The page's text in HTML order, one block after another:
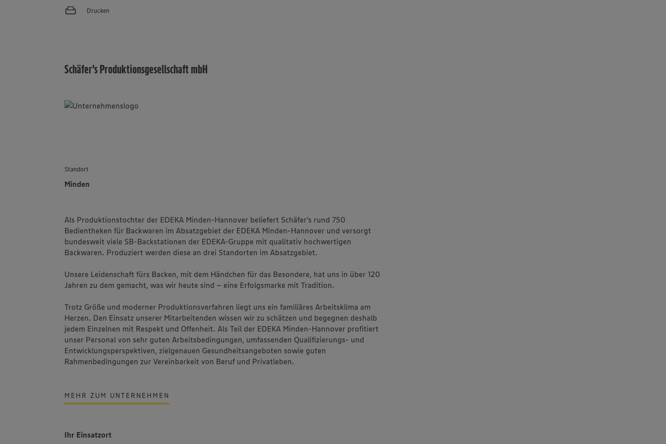
Drucken
Schäfer's Produktionsgesellschaft mbH
Standort
Minden
Als Produktionstochter der EDEKA Minden-Hannover beliefert Schäfer's rund 750
Bedientheken für Backwaren im Absatzgebiet der EDEKA Minden-Hannover und versorgt
bundesweit viele SB-Backstationen der EDEKA-Gruppe mit qualitativ hochwertigen
Backwaren. Produziert werden diese an drei Standorten im Absatzgebiet.
Unsere Leidenschaft fürs Backen, mit dem Händchen für das Besondere, hat uns in über 120
Jahren zu dem gemacht, was wir heute sind – eine Erfolgsmarke mit Tradition.
Trotz Größe und moderner Produktionsverfahren liegt uns ein familiäres Arbeitsklima am
Herzen. Den Einsatz unserer Mitarbeitenden wissen wir zu schätzen und begegnen deshalb
jedem Einzelnen mit Respekt und Offenheit. Als Teil der EDEKA Minden-Hannover profitiert
unser Personal von sehr guten Arbeitsbedingungen, umfassenden Qualifizierungs- und
Entwicklungsperspektiven, zielgenauen Gesundheitsangeboten sowie guten
Rahmenbedingungen zur Vereinbarkeit von Beruf und Privatleben.
MEHR ZUM UNTERNEHMEN
Ihr Einsatzort